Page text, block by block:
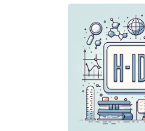
参考文献